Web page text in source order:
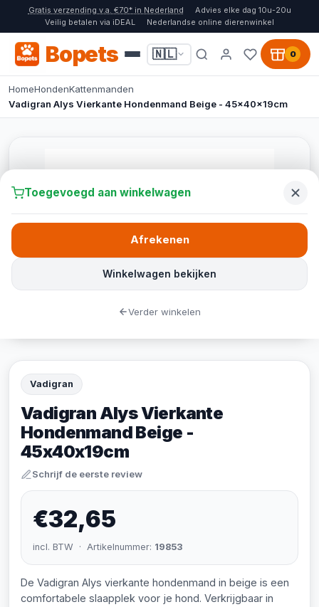
Gratis verzending v.a. €70* in Nederland
Advies elke dag 10u-20u
Veilig betalen via iDEAL
Nederlandse online dierenwinkel
Bopets 🇳🇱 0
HomeHondenKattenmanden
Vadigran Alys Vierkante Hondenmand Beige - 45x40x19cm
Vadigran
Vadigran Alys Vierkante
Hondenmand Beige -
45x40x19cm
Schrijf de eerste review
€32,65
incl. BTW · Artikelnummer: 19853
De Vadigran Alys vierkante hondenmand in beige is een
comfortabele slaapplek voor je hond. Verkrijgbaar in
Toegevoegd aan winkelwagen
Winkelwagen bekijken
Afrekenen
Verder winkelen